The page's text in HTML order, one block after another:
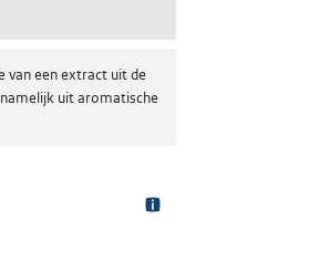
van een extract uit de
uit aromatische